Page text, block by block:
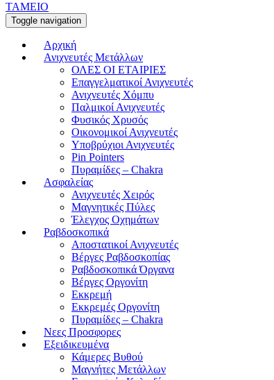
ΤΑΜΕΙΟ
Toggle navigation
Αρχική
Ανιχνευτές Μετάλλων
ΟΛΕΣ ΟΙ ΕΤΑΙΡΙΕΣ
Επαγγελματικοί Ανιχνευτές
Ανιχνευτές Χόμπυ
Παλμικοί Ανιχνευτές
Φυσικός Χρυσός
Οικονομικοί Ανιχνευτές
Υποβρύχιοι Ανιχνευτές
Pin Pointers
Πυραμίδες – Chakra
Ασφαλείας
Ανιχνευτές Χειρός
Μαγνητικές Πύλες
Έλεγχος Οχημάτων
Ραβδοσκοπικά
Αποστατικοί Ανιχνευτές
Βέργες Ραβδοσκοπίας
Ραβδοσκοπικά Όργανα
Βέργες Οργονίτη
Εκκρεμή
Εκκρεμές Οργονίτη
Πυραμίδες – Chakra
Νεες Προσφορες
Εξειδικευμένα
Κάμερες Βυθού
Μαγνήτες Μετάλλων